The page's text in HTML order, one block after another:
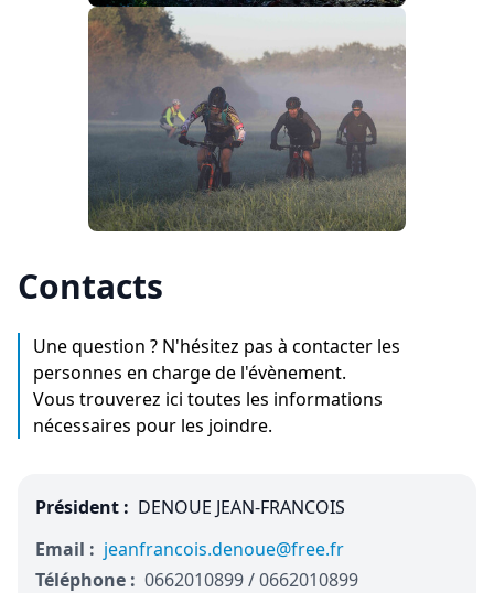
Contacts
Une question ? N'hésitez pas à contacter les
personnes en charge de l'évènement.
Vous trouverez ici toutes les informations
nécessaires pour les joindre.
Président : DENOUE JEAN-FRANCOIS
Email : jeanfrancois.denoue@free.fr
Téléphone : 0662010899 / 0662010899